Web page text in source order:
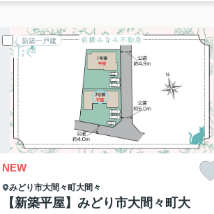
新築一戸建
NEW
みどり市大間々町大間々
【新築平屋】みどり市大間々町大